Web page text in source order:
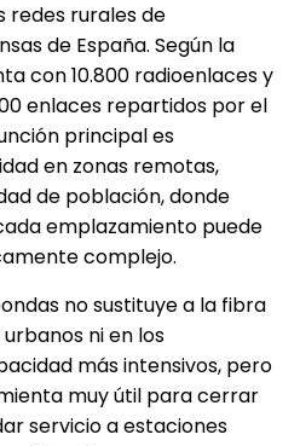
redes rurales de
de España. Según la
con 10.800 radioenlaces y
enlaces repartidos por el
principal es
en zonas remotas,
de población, donde
emplazamiento puede
complejo.
no sustituye a la fibra
ni en los
más intensivos, pero
muy útil para cerrar
servicio a estaciones